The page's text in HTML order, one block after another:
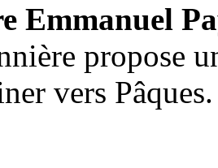
Emmanuel
propose
vers Pâques.